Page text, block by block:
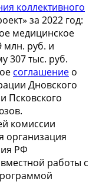
коллективного
за 2022 год:
медицинское
млн. руб. и
307 тыс. руб.
соглашение о
Дновского
Псковского
комиссии
организация
РФ
работы с